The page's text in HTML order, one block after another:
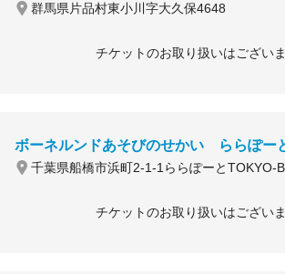
群馬県片品村東小川字大久保4648
チケットのお取り扱いはござい
ボーネルンドあそびのせかい ららぽー
千葉県船橋市浜町2-1-1ららぽーと
チケットのお取り扱いはござい